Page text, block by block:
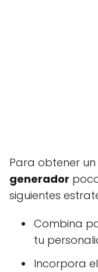
Para obtener un
generador
siguientes
Combina
tu
Incorpora